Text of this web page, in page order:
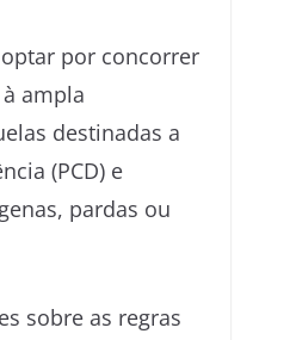
por concorrer
ampla
destinadas a
(PCD) e
pardas ou
sobre as regras